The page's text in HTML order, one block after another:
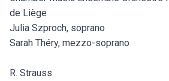
de Liège
Julia Szproch, soprano
Sarah Théry, mezzo-soprano
R. Strauss